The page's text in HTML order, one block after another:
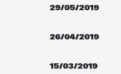
29/05/2019
26/04/2019
15/03/2019